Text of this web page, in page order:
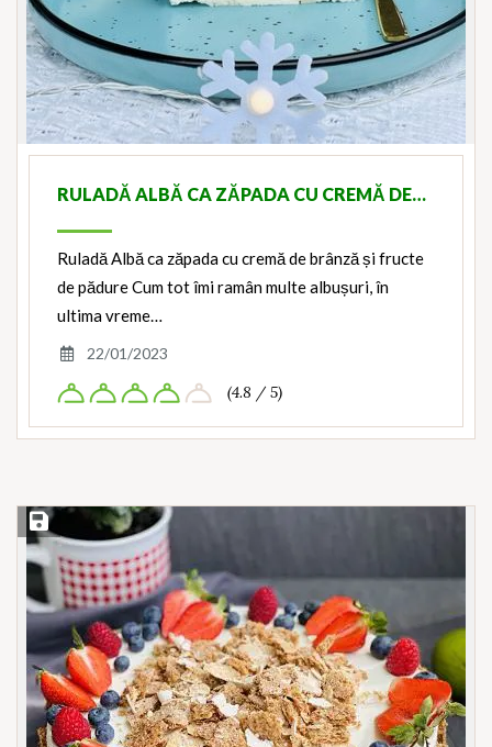
RULADĂ ALBĂ CA ZĂPADA CU CREMĂ DE…
Ruladă Albă ca zăpada cu cremă de brânză și fructe
de pădure Cum tot îmi ramân multe albușuri, în
ultima vreme…
22/01/2023
(4.8 / 5)
Save Recipe